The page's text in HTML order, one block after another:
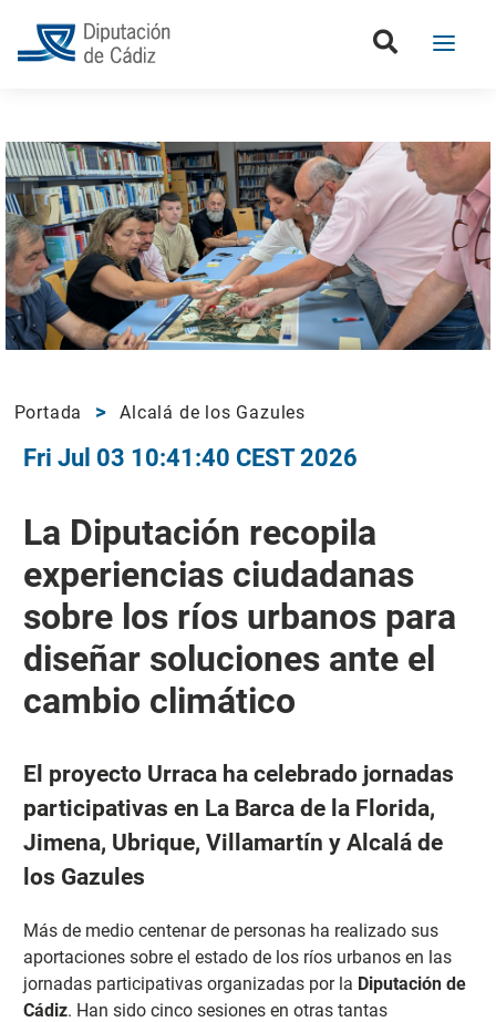
Portada Alcalá de los Gazules
Fri Jul 03 10:41:40 CEST 2026
​La Diputación recopila
experiencias ciudadanas
sobre los ríos urbanos para
diseñar soluciones ante el
cambio climático
El proyecto Urraca ha celebrado jornadas
participativas en La Barca de la Florida,
Jimena, Ubrique, Villamartín y Alcalá de
los Gazules
Más de medio centenar de personas ha realizado sus
aportaciones sobre el estado de los ríos urbanos en las
jornadas participativas organizadas por la Diputación de
Cádiz. Han sido cinco sesiones en otras tantas